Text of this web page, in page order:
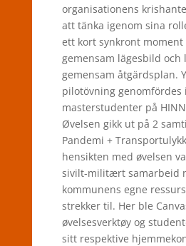
organisationens
att tänka igenom sina
ett kort synkront moment
gemensam lägesbild och
gemensam åtgärdsplan.
pilotövning genomfördes
masterstudenter på
Øvelsen gikk ut på 2
Pandemi +
hensikten med øvelsen
sivilt-militært samarbeid
kommunens egne
strekker til. Her ble
øvelsesverktøy og
sitt respektive